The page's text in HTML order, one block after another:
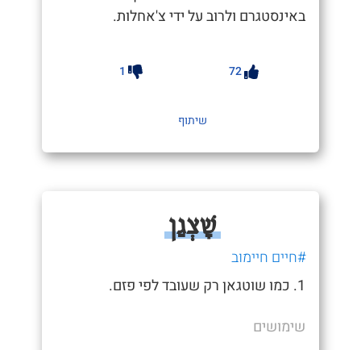
באינסטגרם ולרוב על ידי צ'אחלות.
72
1
שיתוף
שָׁצְגַן
#חיים חיימוב
1. כמו שוטגאן רק שעובד לפי פזם.
שימושים